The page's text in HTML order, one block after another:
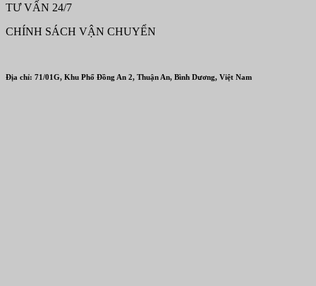
TƯ VẤN 24/7
CHÍNH SÁCH VẬN CHUYỂN
Địa chỉ: 71/01G, Khu Phố Đồng An 2, Thuận An, Bình Dương, Việt Nam